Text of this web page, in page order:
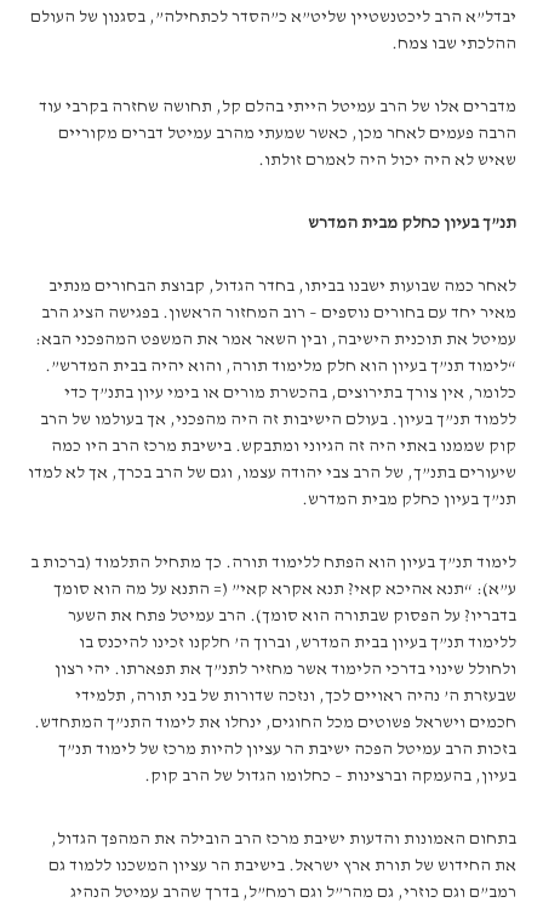
יבדל”א הרב ליכטנשטיין שליט”א כ”הסדר לכתחילה”, בסגנון של העולם
ההלכתי שבו צמח.
מדברים אלו של הרב עמיטל הייתי בהלם קל, תחושה שחזרה בקרבי עוד
הרבה פעמים לאחר מכן, כאשר שמעתי מהרב עמיטל דברים מקוריים
שאיש לא היה יכול היה לאמרם זולתו.
תנ”ך בעיון כחלק מבית המדרש
לאחר כמה שבועות ישבנו בביתו, בחדר הגדול, קבוצת הבחורים מנתיב
מאיר יחד עם בחורים נוספים – רוב המחזור הראשון. בפגישה הציג הרב
עמיטל את תוכנית הישיבה, ובין השאר אמר את המשפט המהפכני הבא:
“לימוד תנ”ך בעיון הוא חלק מלימוד תורה, והוא יהיה בבית המדרש”.
כלומר, אין צורך בתירוצים, בהכשרת מורים או בימי עיון בתנ”ך כדי
ללמוד תנ”ך בעיון. בעולם הישיבות זה היה מהפכני, אך בעולמו של הרב
קוק שממנו באתי היה זה הגיוני ומתבקש. בישיבת מרכז הרב היו כמה
שיעורים בתנ”ך, של הרב צבי יהודה עצמו, וגם של הרב בכרך, אך לא למדו
תנ”ך בעיון כחלק מבית המדרש.
לימוד תנ”ך בעיון הוא הפתח ללימוד תורה. כך מתחיל התלמוד (ברכות ב
ע”א): “תנא אהיכא קאי? תנא אקרא קאי” (= התנא על מה הוא סומך
בדבריו? על הפסוק שבתורה הוא סומך). הרב עמיטל פתח את השער
ללימוד תנ”ך בעיון בבית המדרש, וברוך ה’ חלקנו זכינו להיכנס בו
ולחולל שינוי בדרכי הלימוד אשר מחזיר לתנ”ך את תפארתו. יהי רצון
שבעזרת ה’ נהיה ראויים לכך, ונזכה שדורות של בני תורה, תלמידי
חכמים וישראל פשוטים מכל החוגים, ינחלו את לימוד התנ”ך המתחדש.
בזכות הרב עמיטל הפכה ישיבת הר עציון להיות מרכז של לימוד תנ”ך
בעיון, בהעמקה וברצינות – כחלומו הגדול של הרב קוק.
בתחום האמונות והדעות ישיבת מרכז הרב הובילה את המהפך הגדול,
את החידוש של תורת ארץ ישראל. בישיבת הר עציון המשכנו ללמוד גם
רמב”ם וגם כוזרי, גם מהר”ל וגם רמח”ל, בדרך שהרב עמיטל הנהיג